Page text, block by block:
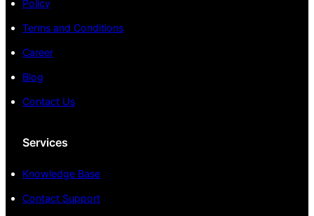
Policy
Terms and Conditions
Career
Blog
Contact Us
Services
Knowledge Base
Contact Support